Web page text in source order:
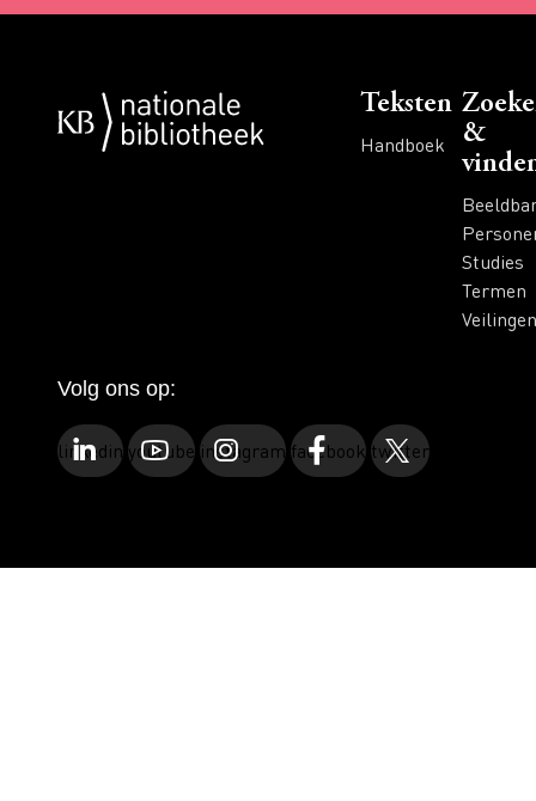
Voet
Teksten
Handboek
&
Studies
Termen
Veilingen
Volg ons op:
linkedinyoutubeinstagramfacebooktwitter